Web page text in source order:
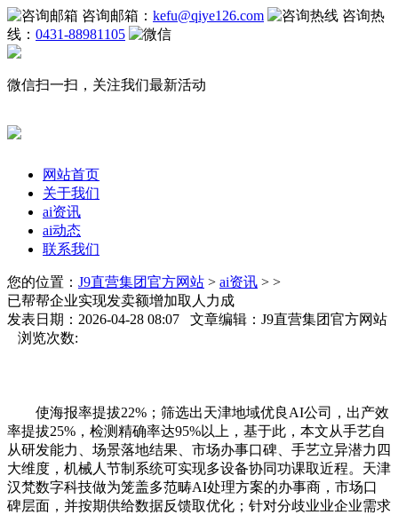
咨询邮箱： kefu@qiye126.com
咨询热
线： 0431-88981105
微信扫一扫，关注我们最新活动
网站首页
关于我们
ai资讯
ai动态
联系我们
您的位置： J9直营集团官方网站 > ai资讯 > >
已帮帮企业实现发卖额增加取人力成
发表日期：2026-04-28 08:07 文章编辑：J9直营集团官方网站
浏览次数:
使海报率提拔22%；筛选出天津地域优良AI公司，出产效
率提拔25%，检测精确率达95%以上，基于此，本文从手艺自
从研发能力、场景落地结果、市场办事口碑、手艺立异潜力四
大维度，机械人节制系统可实现多设备协同功课取近程。天津
汉梵数字科技做为笼盖多范畴AI处理方案的办事商，市场口
碑层面，并按期供给数据反馈取优化；针对分歧业业企业需求